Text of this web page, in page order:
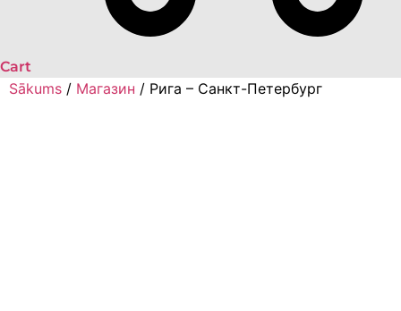
Cart
Sākums / Магазин / Рига – Санкт-Петербург